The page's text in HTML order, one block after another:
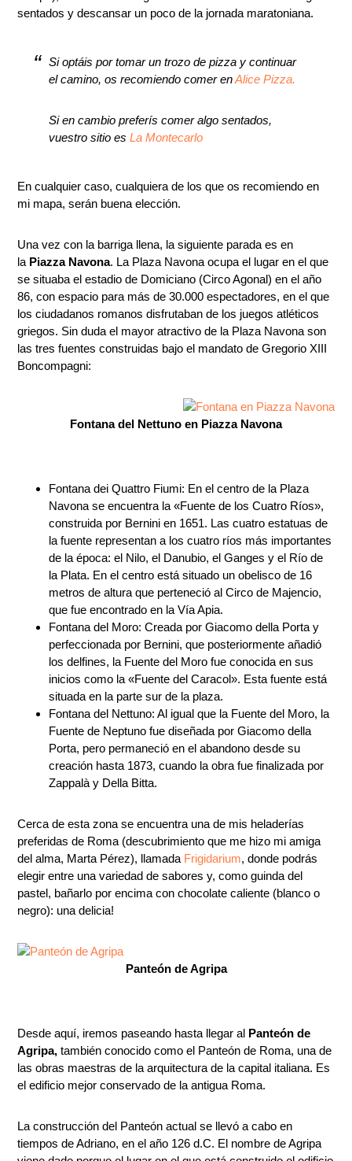
sentados y descansar un poco de la jornada maratoniana.
Si optáis por tomar un trozo de pizza y continuar
el camino, os recomiendo comer enAlice Pizza.
Si en cambio preferís comer algo sentados,
vuestro sitio esLa Montecarlo
En cualquier caso, cualquiera de los que os recomiendo en
mi mapa, serán buena elección.
Una vez con la barriga llena, la siguiente parada es en
la Piazza Navona. La Plaza Navona ocupa el lugar en el que
se situaba el estadio de Domiciano (Circo Agonal) en el año
86, con espacio para más de 30.000 espectadores, en el que
los ciudadanos romanos disfrutaban de los juegos atléticos
griegos. Sin duda el mayor atractivo de la Plaza Navona son
las tres fuentes construidas bajo el mandato de Gregorio XIII
Boncompagni:
Fontana del Nettuno en Piazza Navona
Fontana dei Quattro Fiumi: En el centro de la Plaza
Navona se encuentra la «Fuente de los Cuatro Ríos»,
construida por Bernini en 1651. Las cuatro estatuas de
la fuente representan a los cuatro ríos más importantes
de la época: el Nilo, el Danubio, el Ganges y el Río de
la Plata. En el centro está situado un obelisco de 16
metros de altura que perteneció al Circo de Majencio,
que fue encontrado en la Vía Apia.
Fontana del Moro: Creada por Giacomo della Porta y
perfeccionada por Bernini, que posteriormente añadió
los delfines, la Fuente del Moro fue conocida en sus
inicios como la «Fuente del Caracol». Esta fuente está
situada en la parte sur de la plaza.
Fontana del Nettuno: Al igual que la Fuente del Moro, la
Fuente de Neptuno fue diseñada por Giacomo della
Porta, pero permaneció en el abandono desde su
creación hasta 1873, cuando la obra fue finalizada por
Zappalà y Della Bitta.
Cerca de esta zona se encuentra una de mis heladerías
preferidas de Roma (descubrimiento que me hizo mi amiga
del alma, Marta Pérez), llamada Frigidarium, donde podrás
elegir entre una variedad de sabores y, como guinda del
pastel, bañarlo por encima con chocolate caliente (blanco o
negro): una delicia!
Panteón de Agripa
Desde aquí, iremos paseando hasta llegar al Panteón de
Agripa,también conocido como el Panteón de Roma, una de
las obras maestras de la arquitectura de la capital italiana. Es
el edificio mejor conservado de la antigua Roma.
La construcción del Panteón actual se llevó a cabo en
tiempos de Adriano, en el año 126 d.C. El nombre de Agripa